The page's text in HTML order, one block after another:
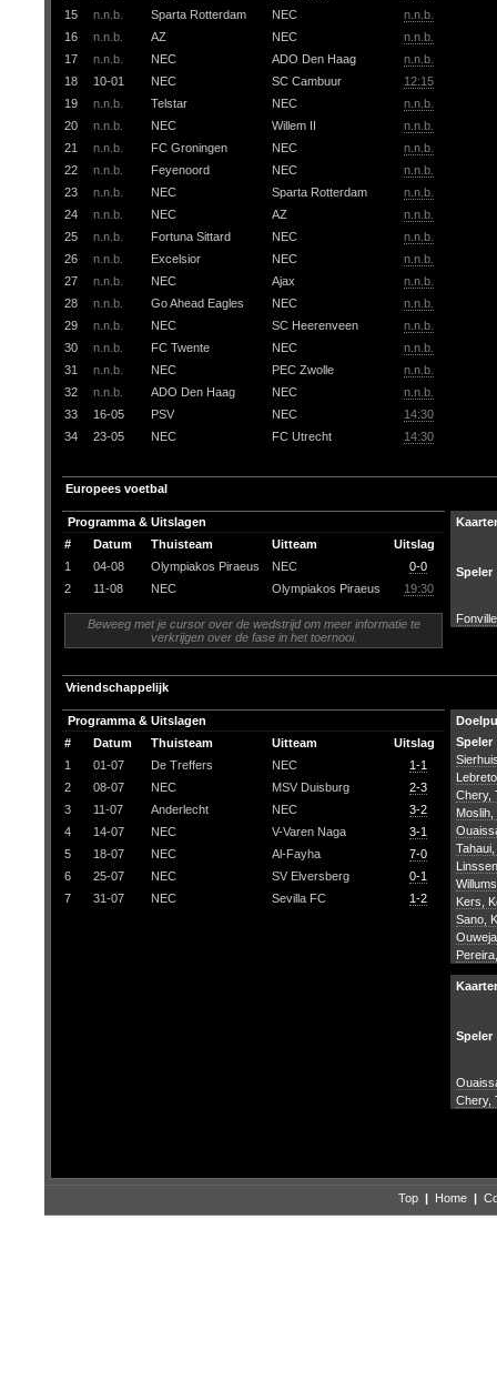
15
n.n.b. Sparta Rotterdam NEC
n.n.b.
16
n.n.b. AZ NEC
n.n.b.
17
n.n.b. NEC ADO Den Haag
n.n.b.
18
10-01 NEC SC Cambuur
12:15
19
n.n.b. Telstar NEC
n.n.b.
20
n.n.b. NEC Willem II
n.n.b.
21
n.n.b. FC Groningen NEC
n.n.b.
22
n.n.b. Feyenoord NEC
n.n.b.
23
n.n.b. NEC Sparta Rotterdam
n.n.b.
24
n.n.b. NEC AZ
n.n.b.
25
n.n.b. Fortuna Sittard NEC
n.n.b.
26
n.n.b. Excelsior NEC
n.n.b.
27
n.n.b. NEC Ajax
n.n.b.
28
n.n.b. Go Ahead Eagles NEC
n.n.b.
29
n.n.b. NEC SC Heerenveen
n.n.b.
30
n.n.b. FC Twente NEC
n.n.b.
31
n.n.b. NEC PEC Zwolle
n.n.b.
32
n.n.b. ADO Den Haag NEC
n.n.b.
33
16-05 PSV NEC
14:30
34
23-05 NEC FC Utrecht 14:30
Europees voetbal
Programma & Uitslagen
#
Datum Thuisteam Uitteam
Uitslag
1
04-08 Olympiakos Piraeus NEC
0-0
2
11-08 NEC Olympiakos Piraeus 19:30
Beweeg met je cursor over de wedstrijd om meer informatie te
verkrijgen over de fase in het toernooi.
Speler
Vriendschappelijk
Programma & Uitslagen
#
Datum Thuisteam Uitteam
Uitslag
1
01-07 De Treffers NEC
1-1
2
08-07 NEC MSV Duisburg
2-3
3
11-07 Anderlecht NEC
3-2
4
14-07 NEC V-Varen Naga
3-1
5
18-07 NEC Al-Fayha
7-0
6
25-07 NEC SV Elversberg
0-1
7
31-07 NEC Sevilla FC 1-2
Speler
Chery,
Moslih,
Tahaui,
Kers,
Sano,
Speler
Chery,
Top | Home |